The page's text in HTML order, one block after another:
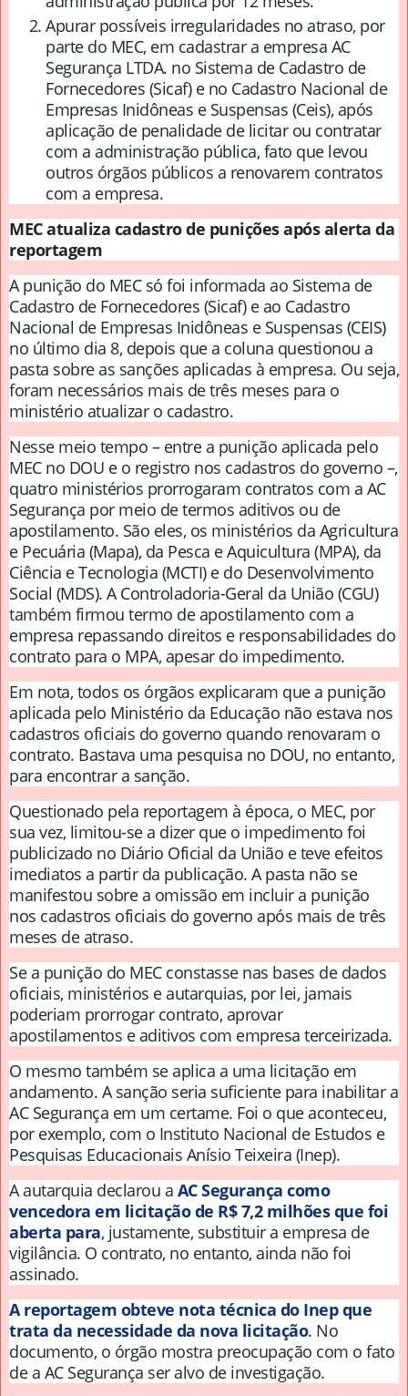
Apurar possíveis irregularidades no atraso, por
parte do MEC, em cadastrar a empresa AC
Segurança LTDA. no Sistema de Cadastro de
Fornecedores (Sicaf) e no Cadastro Nacional de
Empresas Inidôneas e Suspensas (Ceis), após
aplicação de penalidade de licitar ou contratar
com a administração pública, fato que levou
outros órgãos públicos a renovarem contratos
com a empresa.
MEC atualiza cadastro de punições após alerta da
reportagem
A punição do MEC só foi informada ao Sistema de
Cadastro de Fornecedores (Sicaf) e ao Cadastro
Nacional de Empresas Inidôneas e Suspensas (CEIS)
no último dia 8, depois que a coluna questionou a
pasta sobre as sanções aplicadas à empresa. Ou seja,
foram necessários mais de três meses para o
ministério atualizar o cadastro.
Nesse meio tempo – entre a punição aplicada pelo
MEC no DOU e o registro nos cadastros do governo –,
quatro ministérios prorrogaram contratos com a AC
Segurança por meio de termos aditivos ou de
apostilamento. São eles, os ministérios da Agricultura
e Pecuária (Mapa), da Pesca e Aquicultura (MPA), da
Ciência e Tecnologia (MCTI) e do Desenvolvimento
Social (MDS). A Controladoria-Geral da União (CGU)
também firmou termo de apostilamento com a
empresa repassando direitos e responsabilidades do
contrato para o MPA, apesar do impedimento.
Em nota, todos os órgãos explicaram que a punição
aplicada pelo Ministério da Educação não estava nos
cadastros oficiais do governo quando renovaram o
contrato. Bastava uma pesquisa no DOU, no entanto,
para encontrar a sanção.
Questionado pela reportagem à época, o MEC, por
sua vez, limitou-se a dizer que o impedimento foi
publicizado no Diário Oficial da União e teve efeitos
imediatos a partir da publicação. A pasta não se
manifestou sobre a omissão em incluir a punição
nos cadastros oficiais do governo após mais de três
meses de atraso.
Se a punição do MEC constasse nas bases de dados
oficiais, ministérios e autarquias, por lei, jamais
poderiam prorrogar contrato, aprovar
apostilamentos e aditivos com empresa terceirizada.
O mesmo também se aplica a uma licitação em
andamento. A sanção seria suficiente para inabilitar a
AC Segurança em um certame. Foi o que aconteceu,
por exemplo, com o Instituto Nacional de Estudos e
Pesquisas Educacionais Anísio Teixeira (Inep).
A autarquia declarou a AC Segurança como
vencedora em licitação de R$ 7,2 milhões que foi
aberta para, justamente, substituir a empresa de
vigilância. O contrato, no entanto, ainda não foi
assinado.
A reportagem obteve nota técnica do Inep que
trata da necessidade da nova licitação. No
documento, o órgão mostra preocupação com o fato
de a AC Segurança ser alvo de investigação.